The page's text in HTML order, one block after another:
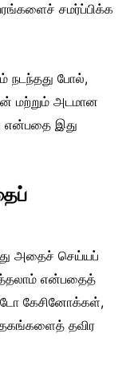
சமர்ப்பிக்க
நடந்தது போல்,
மற்றும் அடமான
என்பதை இது
அதைச் செய்யப்
என்பதைத்
கேசினோக்கள்,
தவிர